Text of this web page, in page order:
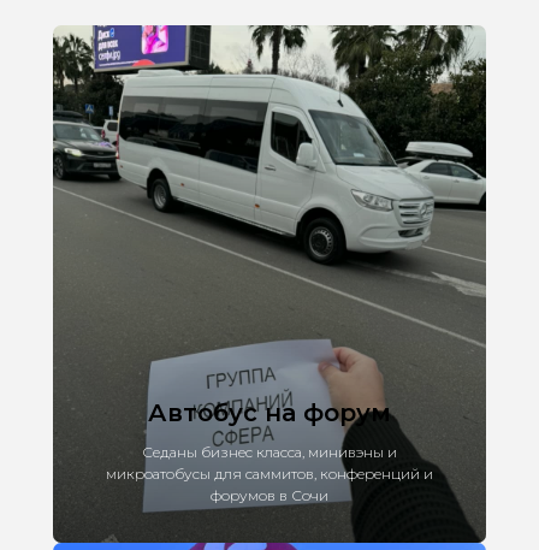
Автобус на форум
Седаны бизнес класса, минивэны и
микроатобусы для саммитов, конференций и
форумов в Сочи